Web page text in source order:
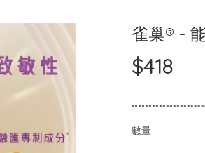
雀巢® -
$418
數量